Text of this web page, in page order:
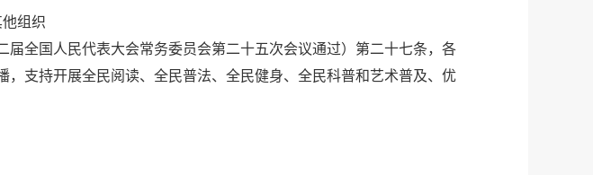
组织
届全国人民代表大会常务委员会第二十五次会议通过）第二十七条，各
支持开展全民阅读、全民普法、全民健身、全民科普和艺术普及、优